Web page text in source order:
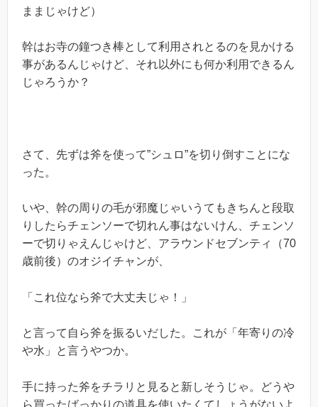
ままじゃけど）
幹はお寺の鐘つき棒として利用されとるのを見かける
事があるんじゃけど、それ以外にも何か利用できるん
じゃろうか？
さて、先ずは斧を使って”シュロ”を切り倒すことにな
った。
いや、幹の周りの毛が邪魔じゃいうてもきちんと段取
りしたらチェンソーで切れん事はないけん、チェンソ
ーで切りゃえんじゃけど、アラウンドセブンティ（70
歳前後）のオジイチャンが、
「これ位なら斧で大丈夫じゃ！」
と言って自ら斧を振るいだした。これが「年寄りの冷
や水」と言うやつか。
手に持った斧をチラリと見ると新しそうじゃ。どうや
ら買ったばっかりの道具を使いたくてしょうがないよ